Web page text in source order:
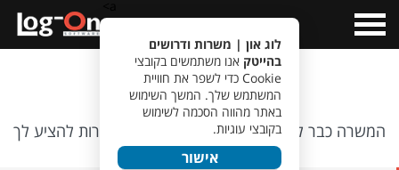
Menu
אופס…
המשרה כבר לא קיימת, אבל יש לנו משרות אחרות להציע לך
🙂
לוג און | משרות ודרושים
בהייטק אנו משתמשים בקובצי
Cookie כדי לשפר את חוויית
המשתמש שלך. המשך השימוש
באתר מהווה הסכמה לשימוש
בקובצי עוגיות.
אישור